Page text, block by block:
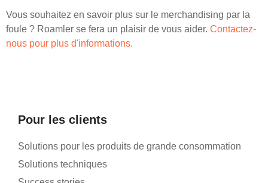
Vous souhaitez en savoir plus sur le merchandising par la
foule ? Roamler se fera un plaisir de vous aider. Contactez-
nous pour plus d'informations.
Pour les clients
Solutions pour les produits de grande consommation
Solutions techniques